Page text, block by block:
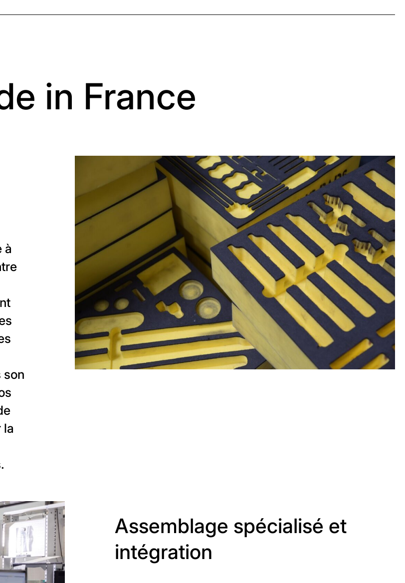
in France
à
son
la
Assemblage spécialisé et
intégration